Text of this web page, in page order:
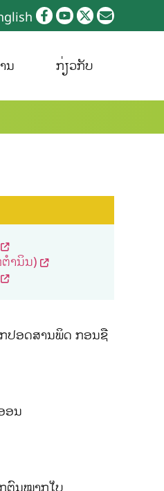
ນ ກ່ຽວກັບ
ານິນ)
ປອດສານພິດ ກ່ອນຊື້
ອນ
ຕົ້ນໝາກໃບ